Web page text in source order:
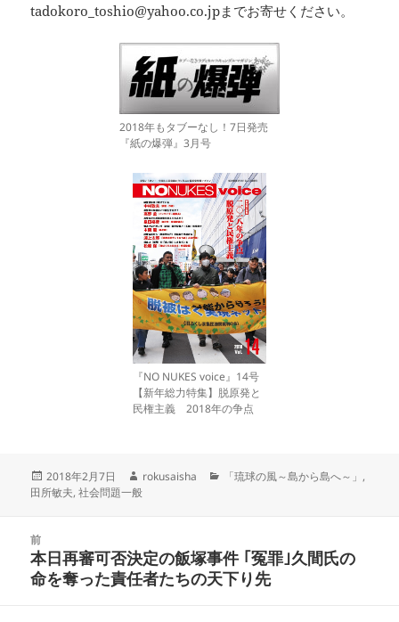
tadokoro_toshio@yahoo.co.jpまでお寄せください。
2018年もタブーなし！7日発売
『紙の爆弾』3月号
『NO NUKES voice』14号
【新年総力特集】脱原発と
民権主義 2018年の争点
投
稿
2018年2月7日
作
成
rokusaisha
カ「琉球の風～島から島へ～」 ,
田所敏夫,社会問題一般
前
前
の
本日再審可否決定の飯塚事件 ｢冤罪｣久間氏の
命を奪った責任者たちの天下り先